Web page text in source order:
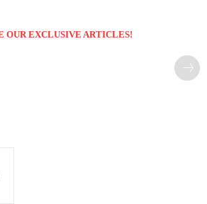
OUR EXCLUSIVE ARTICLES!